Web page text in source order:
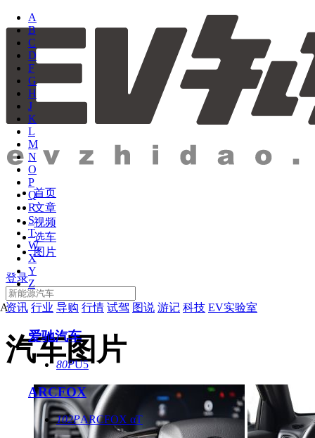
首页
文章
视频
选车
图片
登录
资讯 行业 导购 行情 试驾 图说 游记 科技 EV实验室
汽车图片
A
B
C
D
F
G
H
J
K
L
M
N
O
P
Q
R
S
T
W
X
Y
Z
A
爱驰汽车
80PU5
ARCFOX
102PARCFOX αT